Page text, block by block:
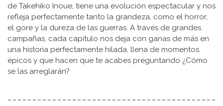
de Takehiko Inoue, tiene una evolución espectacular y nos
refleja perfectamente tanto la grandeza, como el horror,
el gore y la dureza de las guerras. A través de grandes
campañas, cada capítulo nos deja con ganas de más en
una historia perfectamente hilada, llena de momentos
épicos y que hacen que te acabes preguntando ¿Cómo
se las arreglarán?